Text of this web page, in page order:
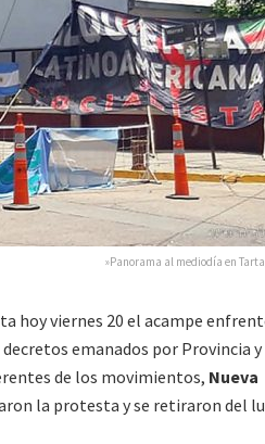
»Panorama al mediodía en
hoy viernes 20 el acampe
emanados por Provincia
de los movimientos, Nueva
la protesta y se retiraron del